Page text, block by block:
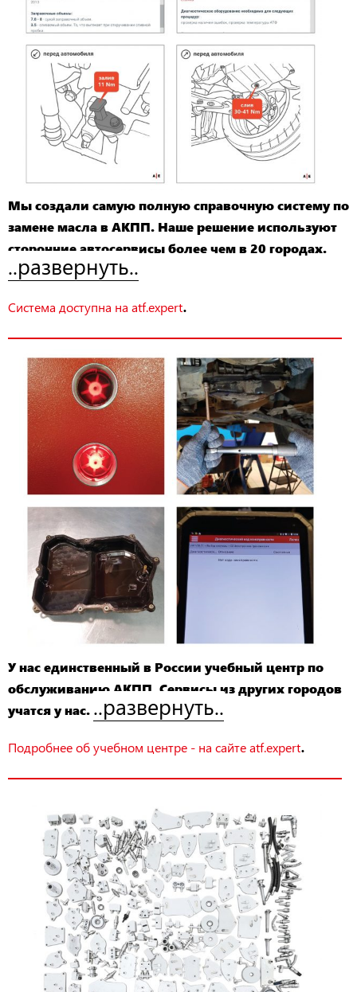
Мы создали самую полную справочную систему по
замене масла в АКПП. Наше решение используют
сторонние автосервисы более чем в 20 городах.
..развернуть..
Система доступна на atf.expert.
У нас единственный в России учебный центр по
обслуживанию АКПП. Сервисы из других городов
учатся у нас. ..развернуть..
Подробнее об учебном центре - на сайте atf.expert.